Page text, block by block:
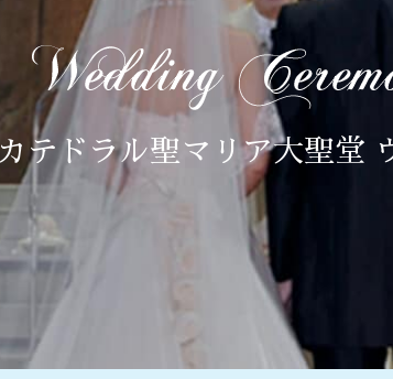
テドラル聖マリア大聖堂